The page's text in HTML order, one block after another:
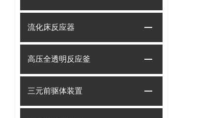
流化床反应器
高压全透明反应釜
三元前驱体装置